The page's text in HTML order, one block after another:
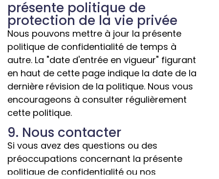
présente politique de
protection de la vie privée
Nous pouvons mettre à jour la présente
politique de confidentialité de temps à
autre. La "date d'entrée en vigueur" figurant
en haut de cette page indique la date de la
dernière révision de la politique. Nous vous
encourageons à consulter régulièrement
cette politique.
9. Nous contacter
Si vous avez des questions ou des
préoccupations concernant la présente
politique de confidentialité ou nos